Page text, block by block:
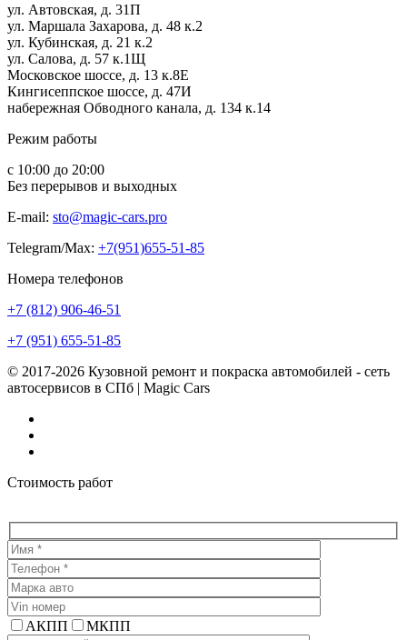
ул. Автовская, д. 31П
ул. Маршала Захарова, д. 48 к.2
ул. Кубинская, д. 21 к.2
ул. Салова, д. 57 к.1Щ
Московское шоссе, д. 13 к.8Е
Кингисеппское шоссе, д. 47И
набережная Обводного канала, д. 134 к.14
Режим работы
с 10:00 до 20:00
Без перерывов и выходных
E-mail: sto@magic-cars.pro
Telegram/Max: +7(951)655-51-85
Номера телефонов
+7 (812) 906-46-51
+7 (951) 655-51-85
© 2017-2026 Кузовной ремонт и покраска автомобилей - сеть
автосервисов в СПб | Magic Cars
Стоимость работ
АКПП МКПП